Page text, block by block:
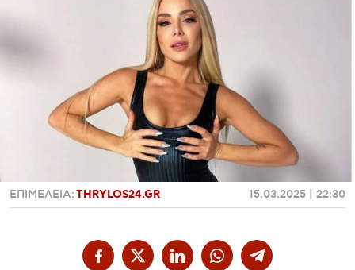
ΕΠΙΜΕΛΕΙΑ:THRYLOS24.GR 15.03.2025 | 22:30